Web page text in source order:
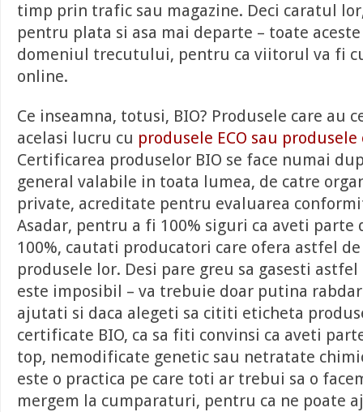
timp prin trafic sau magazine. Deci caratul
pentru plata si asa mai departe – toate
domeniul trecutului, pentru ca viitorul va fi
online.
Ce inseamna, totusi, BIO? Produsele care au
acelasi lucru cu produsele ECO sau produsele
Certificarea produselor BIO se face numai
general valabile in toata lumea, de catre
private, acreditate pentru evaluarea
Asadar, pentru a fi 100% siguri ca aveti parte
100%, cautati producatori care ofera astfel
produsele lor. Desi pare greu sa gasesti
este imposibil – va trebuie doar putina
ajutati si daca alegeti sa cititi eticheta
certificate BIO, ca sa fiti convinsi ca aveti
top, nemodificate genetic sau netratate
este o practica pe care toti ar trebui sa o
mergem la cumparaturi, pentru ca ne poate